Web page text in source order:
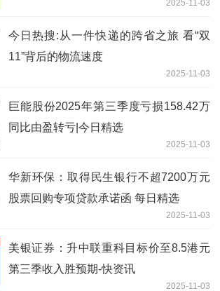
2025-11-03
今日热搜:从一件快递的跨省之旅 看“双
11”背后的物流速度
2025-11-03
巨能股份2025年第三季度亏损158.42万
同比由盈转亏|今日精选
2025-11-03
华新环保：取得民生银行不超7200万元
股票回购专项贷款承诺函 每日精选
2025-11-03
美银证券：升中联重科目标价至8.5港元
第三季收入胜预期-快资讯
2025-11-03